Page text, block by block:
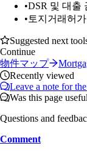
•DSR 및 대출
• 토지거래허
Suggested next
Continue
物件マップ
Recently viewed
Leave a note for
Was this page
Questions and
Comment